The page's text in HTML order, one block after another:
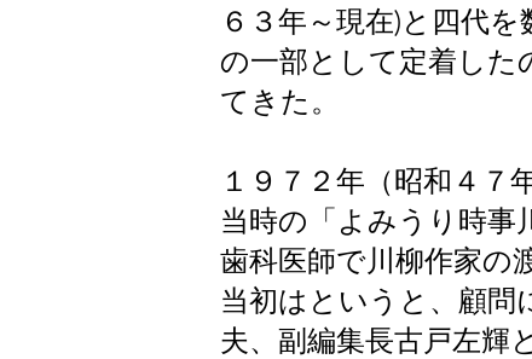
６３年～現在)と四代
の一部として定着した
てきた。
１９７２年（昭和４７
当時の「よみうり時事
歯科医師で川柳作家の
当初はというと、顧問
夫、副編集長古戸左輝